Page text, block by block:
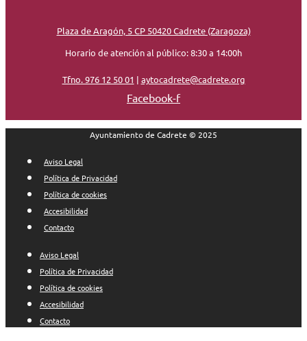
Plaza de Aragón, 5 CP 50420 Cadrete (Zaragoza)
Horario de atención al público: 8:30 a 14:00h
Tfno. 976 12 50 01 | aytocadrete@cadrete.org
Facebook-f
Ayuntamiento de Cadrete © 2025
Aviso Legal
Política de Privacidad
Política de cookies
Accesibilidad
Contacto
Aviso Legal
Política de Privacidad
Política de cookies
Accesibilidad
Contacto